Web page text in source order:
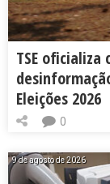
TSE
Eleições 2026
0
9 de agosto de 2026